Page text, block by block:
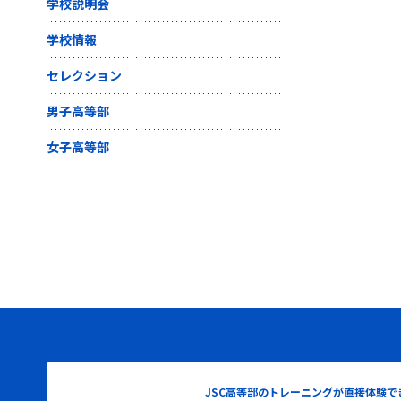
学校説明会
学校情報
セレクション
男子高等部
女子高等部
JSC高等部のトレーニングが直接体験で